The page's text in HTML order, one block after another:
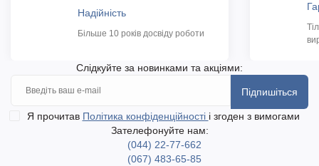
Надійність
Більше 10 років досвіду роботи
Слідкуйте за новинками та акціями:
Підпишіться
Я прочитав Політика конфіденційності і згоден з вимогами
Зателефонуйте нам:
(044) 22-77-662
(067) 483-65-85